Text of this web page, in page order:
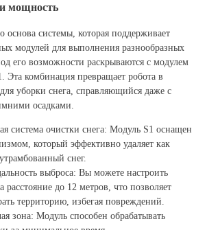
мощность
основа системы, которая поддерживает
модулей для выполнения разнообразных
его возможности раскрываются с модулем
Эта комбинация превращает робота в
уборки снега, справляющийся даже с
осадками.
система очистки снега: Модуль S1 оснащен
который эффективно удаляет как
снег.
выброса: Вы можете настроить
расстояние до 12 метров, что позволяет
территорию, избегая повреждений.
зона: Модуль способен обрабатывать